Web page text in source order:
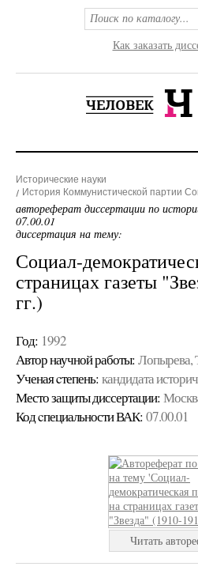
Как заказать
Исторические науки
История Коммунистической партии
автореферат диссертации по
07.00.01
диссертация на тему:
Социал-
страницах газеты
гг.)
Год: 1992
Автор научной работы: Лопырева,
Ученая cтепень: кандидата
Место защиты диссертации:
Код cпециальности ВАК: 07.00.01
Читать